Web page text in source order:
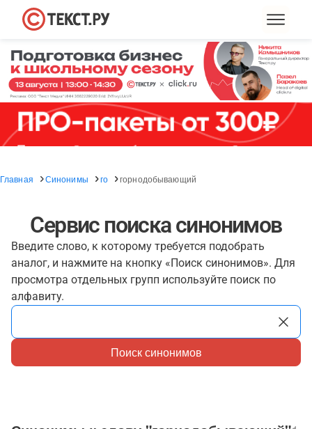
Главная Синонимы го горнодобывающий
Сервис поиска синонимов
Введите слово, к которому требуется подобрать
аналог, и нажмите на кнопку «Поиск синонимов». Для
просмотра отдельных групп используйте поиск по
алфавиту.
Поиск синонимов